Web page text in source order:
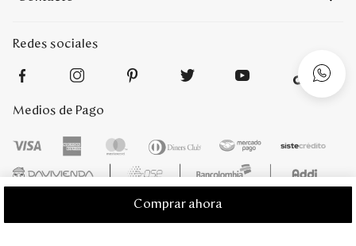
Comprar ahora
Redes sociales
Medios de Pago
Mario Hernández 2022. Derechos reservados. Desarrollado por
Plataforma Vtex